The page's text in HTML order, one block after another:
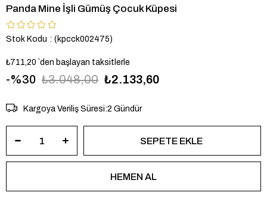
Panda Mine İşli Gümüş Çocuk Küpesi
Stok Kodu (kpcck002475)
₺711,20 `den başlayan taksitlerle
30 ₺3.048,00 ₺2.133,60
Kargoya Veriliş Süresi:2 Gündür